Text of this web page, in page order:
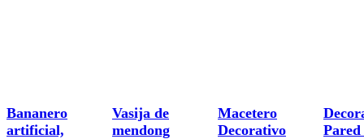
Bananero
artificial,
Vasija de
mendong
Macetero
Decorativo